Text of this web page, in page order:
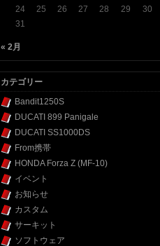
24
25 26 27 28 29
30
31
« 2月
カテゴリー
Bandit1250S
DUCATI 899 Panigale
DUCATI SS1000DS
From携帯
HONDA Forza Z (MF-10)
イベント
お知らせ
カスタム
サーキット
ソフトウェア